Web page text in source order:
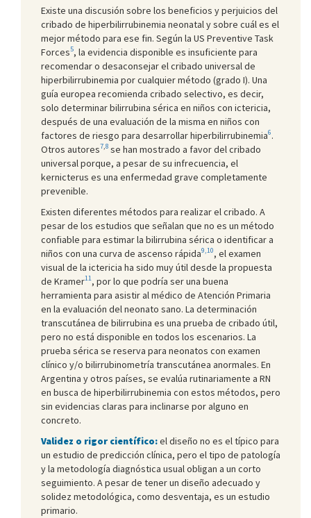
Existe una discusión sobre los beneficios y perjuicios del
cribado de hiperbilirrubinemia neonatal y sobre cuál es el
mejor método para ese fin. Según la US Preventive Task
Forces5, la evidencia disponible es insuficiente para
recomendar o desaconsejar el cribado universal de
hiperbilirrubinemia por cualquier método (grado I). Una
guía europea recomienda cribado selectivo, es decir,
solo determinar bilirrubina sérica en niños con ictericia,
después de una evaluación de la misma en niños con
factores de riesgo para desarrollar hiperbilirrubinemia6.
Otros autores7,8 se han mostrado a favor del cribado
universal porque, a pesar de su infrecuencia, el
kernicterus es una enfermedad grave completamente
prevenible.
Existen diferentes métodos para realizar el cribado. A
pesar de los estudios que señalan que no es un método
confiable para estimar la bilirrubina sérica o identificar a
niños con una curva de ascenso rápida9,10, el examen
visual de la ictericia ha sido muy útil desde la propuesta
de Kramer11, por lo que podría ser una buena
herramienta para asistir al médico de Atención Primaria
en la evaluación del neonato sano. La determinación
transcutánea de bilirrubina es una prueba de cribado útil,
pero no está disponible en todos los escenarios. La
prueba sérica se reserva para neonatos con examen
clínico y/o bilirrubinometría transcutánea anormales. En
Argentina y otros países, se evalúa rutinariamente a RN
en busca de hiperbilirrubinemia con estos métodos, pero
sin evidencias claras para inclinarse por alguno en
concreto.
Validez o rigor científico:el diseño no es el típico para
un estudio de predicción clínica, pero el tipo de patología
y la metodología diagnóstica usual obligan a un corto
seguimiento. A pesar de tener un diseño adecuado y
solidez metodológica, como desventaja, es un estudio
primario.